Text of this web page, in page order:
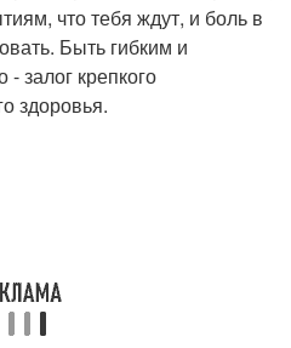
что тебя ждут, и боль в
Быть гибким и
залог крепкого
здоровья.